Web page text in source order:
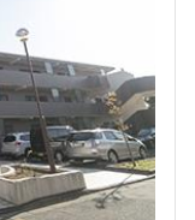
フリーレント